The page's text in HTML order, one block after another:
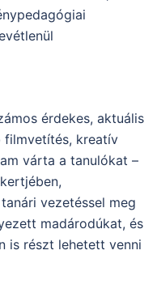
érdekes, aktuális
kreatív
várta a tanulókat –
vezetéssel meg
madárodúkat, és
is részt lehetett venni